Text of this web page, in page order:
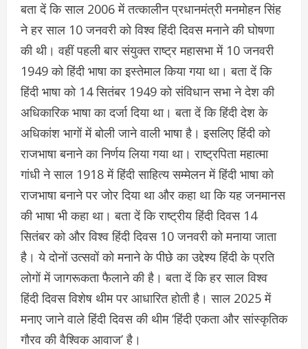
बता दें कि साल 2006 में तत्कालीन प्रधानमंत्री मनमोहन सिंह
ने हर साल 10 जनवरी को विश्व हिंदी दिवस मनाने की घोषणा
की थी। वहीं पहली बार संयुक्त राष्ट्र महासभा में 10 जनवरी
1949 को हिंदी भाषा का इस्तेमाल किया गया था। बता दें कि
हिंदी भाषा को 14 सितंबर 1949 को संविधान सभा ने देश की
अधिकारिक भाषा का दर्जा दिया था। बता दें कि हिंदी देश के
अधिकांश भागों में बोली जाने वाली भाषा है। इसलिए हिंदी को
राजभाषा बनाने का निर्णय लिया गया था। राष्ट्रपिता महात्मा
गांधी ने साल 1918 में हिंदी साहित्य सम्मेलन में हिंदी भाषा को
राजभाषा बनाने पर जोर दिया था और कहा था कि यह जनमानस
की भाषा भी कहा था। बता दें कि राष्ट्रीय हिंदी दिवस 14
सितंबर को और विश्व हिंदी दिवस 10 जनवरी को मनाया जाता
है। ये दोनों उत्सवों को मनाने के पीछे का उद्देश्य हिंदी के प्रति
लोगों में जागरूकता फैलाने की है। बता दें कि हर साल विश्व
हिंदी दिवस विशेष थीम पर आधारित होती है। साल 2025 में
मनाए जाने वाले हिंदी दिवस की थीम ‘हिंदी एकता और सांस्कृतिक
गौरव की वैश्विक आवाज’ है।